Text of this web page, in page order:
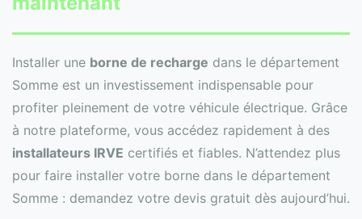
Installer une borne de recharge dans le département
Somme est un investissement indispensable pour
profiter pleinement de votre véhicule électrique. Grâce
à notre plateforme, vous accédez rapidement à des
installateurs IRVE certifiés et fiables. N’attendez plus
pour faire installer votre borne dans le département
Somme : demandez votre devis gratuit dès aujourd’hui.